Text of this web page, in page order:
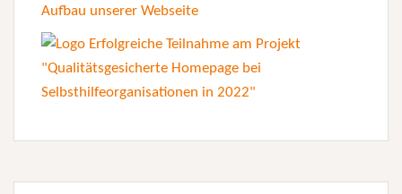
Aufbau unserer Webseite